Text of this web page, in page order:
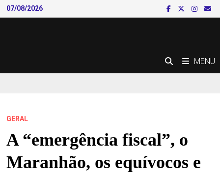
Skip
to
07/08/2026
MENU
GERAL
A “emergência fiscal”, o
Maranhão, os equívocos e